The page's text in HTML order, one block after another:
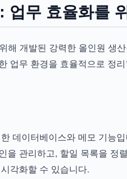
무 효율화를
해 개발된 강력한 올인원 생
업무 환경을 효율적으로 정
데이터베이스와 메모 기능
을 관리하고, 할일 목록을 정
각화할 수 있습니다.